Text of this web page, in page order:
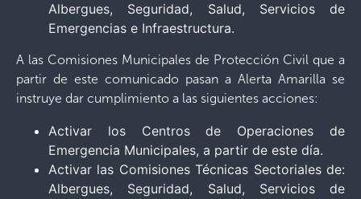
Albergues, Seguridad, Salud, Servicios de
Emergencias e Infraestructura.
A las Comisiones Municipales de Protección Civil que a
partir de este comunicado pasan a Alerta Amarilla se
instruye dar cumplimiento a las siguientes acciones:
Activar los Centros de Operaciones de
Emergencia Municipales, a partir de este día.
Activar las Comisiones Técnicas Sectoriales de:
Albergues, Seguridad, Salud, Servicios de